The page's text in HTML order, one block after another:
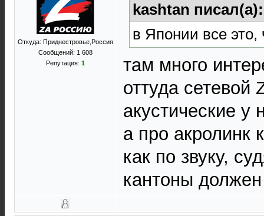
Откуда: Приднестровье,Россия
Сообщений: 1 608
Репутация: 1
kashtan
в Японии все это,
там много
оттуда сетевой
акустические у
а про акролинк
как по звуку,
кантоны должен